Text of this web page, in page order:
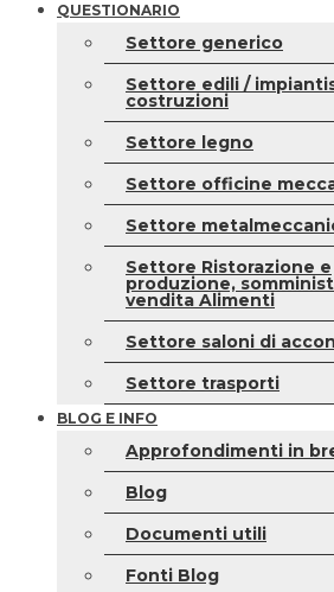
QUESTIONARIO
Settore generico
Settore edili /
costruzioni
Settore legno
Settore officine
Settore
Settore Ristorazione e
produzione,
vendita Alimenti
Settore saloni di
Settore trasporti
BLOG E INFO
Approfondimenti in
Blog
Documenti utili
Fonti Blog